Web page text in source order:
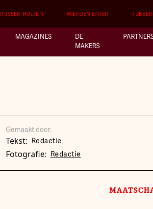
RIJSSEN-HOLTEN WIERDEN-ENTER
MAGAZINES
DE
MAKERS
Gemaakt door:
Tekst: Redactie
Fotografie: Redactie